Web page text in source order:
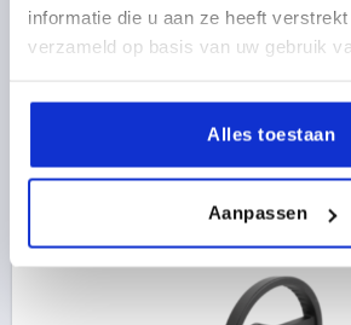
informatie die u aan ze heeft
verzameld op basis van uw gebruik
Alles toestaan
Aanpassen
FORM-TYP=PASSBOHRUNG MIT
L1=20
HÖHE=40 H=19,4 H2=8
zzgl. Versandkosten
K1523